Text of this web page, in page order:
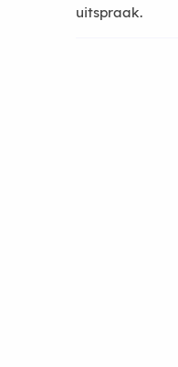
uitspraak.